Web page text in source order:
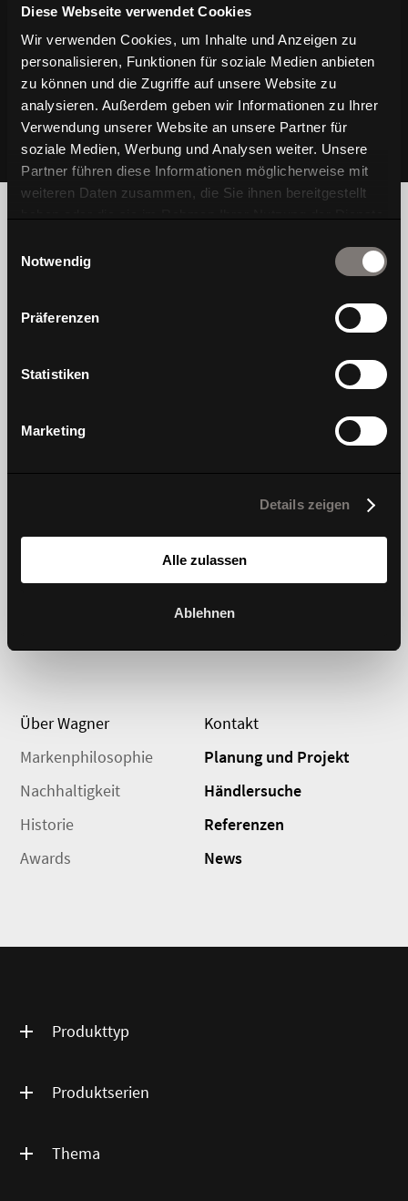
Diese Webseite verwendet Cookies
Wir verwenden Cookies, um Inhalte und Anzeigen zu
personalisieren, Funktionen für soziale Medien anbieten
zu können und die Zugriffe auf unsere Website zu
analysieren. Außerdem geben wir Informationen zu Ihrer
Verwendung unserer Website an unsere Partner für
soziale Medien, Werbung und Analysen weiter. Unsere
Partner führen diese Informationen möglicherweise mit
weiteren Daten zusammen, die Sie ihnen bereitgestellt
Notwendig
Präferenzen
Statistiken
Marketing
Details zeigen
Alle zulassen
Ablehnen
Wir sind Wagner, eine traditionelle Stuhlmarke,
die das Wohlbefinden der Menschen im Fokus
Bewegung und Gesundheit im Einklang sind.
Tische
DIEZ Kollektion
#wagnerdesignlab
Über Wagner
Markenphilosophie
Nachhaltigkeit
Historie
Awards
Kontakt
Planung und Projekt
Händlersuche
Referenzen
News
Produkttyp
Produktserien
Thema